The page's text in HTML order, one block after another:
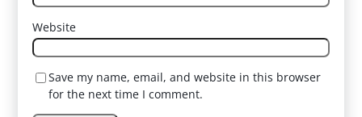
Website
Save my name, email, and website in this browser
for the next time I comment.